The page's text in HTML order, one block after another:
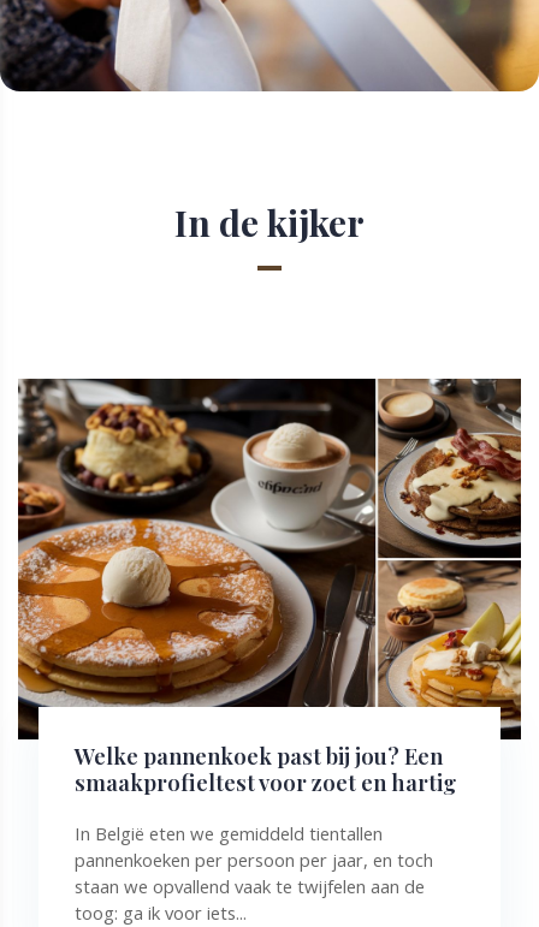
In de kijker
Welke pannenkoek past bij jou? Een
smaakprofieltest voor zoet en hartig
In België eten we gemiddeld tientallen
pannenkoeken per persoon per jaar, en toch
staan we opvallend vaak te twijfelen aan de
toog: ga ik voor iets...